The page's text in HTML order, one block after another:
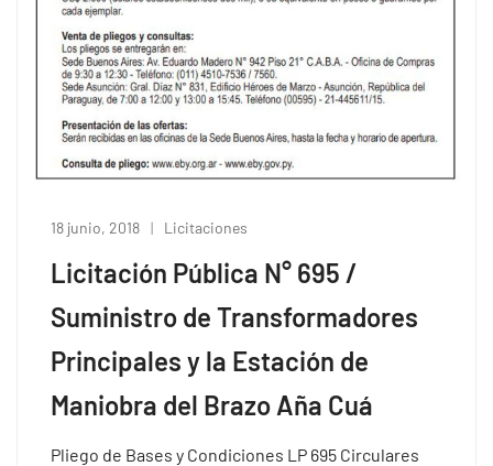
18 junio, 2018 Licitaciones
Licitación Pública N° 695 /
Suministro de Transformadores
Principales y la Estación de
Maniobra del Brazo Aña Cuá
Pliego de Bases y Condiciones LP 695 Circulares